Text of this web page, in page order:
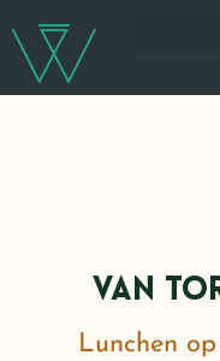
Van
Lunchen